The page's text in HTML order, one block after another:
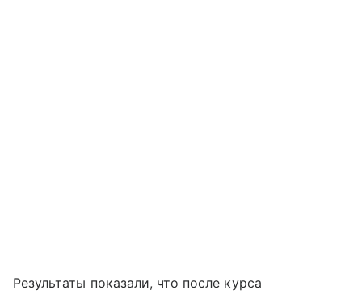
Результаты показали, что после курса